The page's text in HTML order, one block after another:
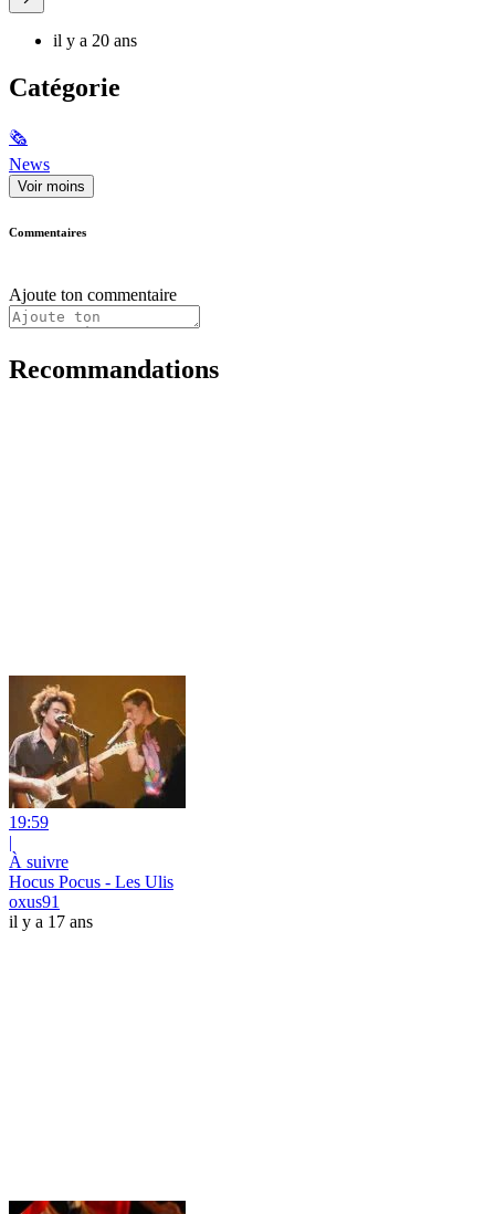
il y a 20 ans
Catégorie
🗞
News
Voir moins
Commentaires
Ajoute ton commentaire
Recommandations
19:59
|
À suivre
Hocus Pocus - Les Ulis
oxus91
il y a 17 ans